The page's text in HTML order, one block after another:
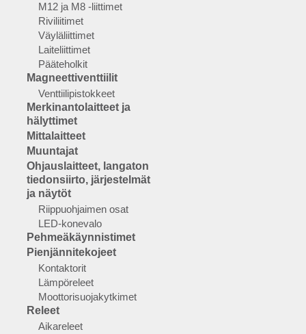
M12 ja M8 -liittimet
Riviliitimet
Väyläliittimet
Laiteliittimet
Pääteholkit
Magneettiventtiilit
Venttiilipistokkeet
Merkinantolaitteet ja
hälyttimet
Mittalaitteet
Muuntajat
Ohjauslaitteet, langaton
tiedonsiirto, järjestelmät
ja näytöt
Riippuohjaimen osat
LED-konevalo
Pehmeäkäynnistimet
Pienjännitekojeet
Kontaktorit
Lämpöreleet
Moottorisuojakytkimet
Releet
Aikareleet